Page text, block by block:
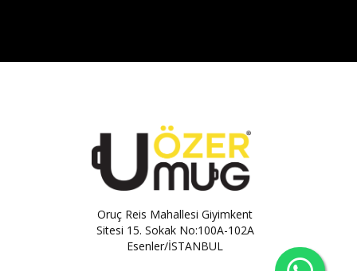
Oruç Reis Mahallesi Giyimkent
Sitesi 15. Sokak No:100A-102A
Esenler/İSTANBUL